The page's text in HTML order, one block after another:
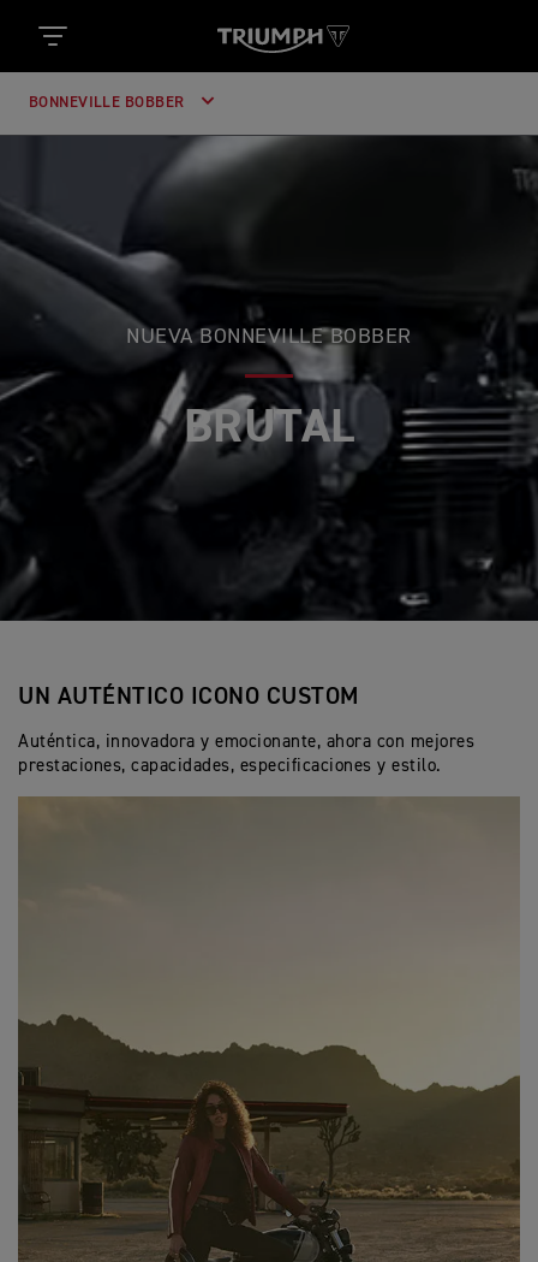
BONNEVILLE BOBBER
NUEVA BONNEVILLE BOBBER
BELLEZA
UN AUTÉNTICO ICONO CUSTOM
Auténtica, innovadora y emocionante, ahora con mejores
prestaciones, capacidades, especificaciones y estilo.